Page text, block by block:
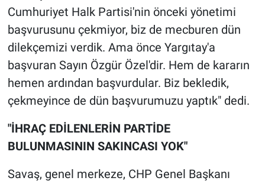
Cumhuriyet Halk Partisi'nin önceki yönetimi
başvurusunu çekmiyor, biz de mecburen dün
dilekçemizi verdik. Ama önce Yargıtay'a
başvuran Sayın Özgür Özel'dir. Hem de kararın
hemen ardından başvurdular. Biz bekledik,
çekmeyince de dün başvurumuzu yaptık" dedi.
"İHRAÇ EDİLENLERİN PARTİDE
BULUNMASININ SAKINCASI YOK"
Savaş, genel merkeze, CHP Genel Başkanı